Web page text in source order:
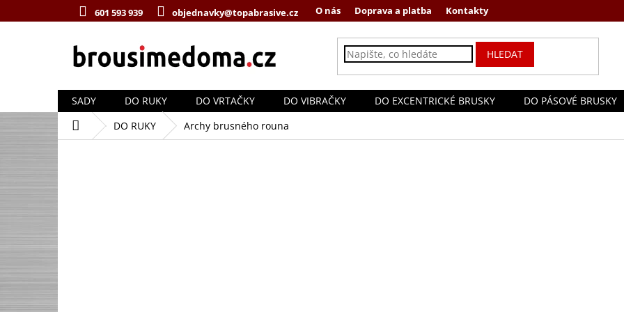
na
601 593 939 objednavky@topabrasive.cz O nás Doprava a platba Kontakty
HLEDAT
SADY DO RUKY DO VRTAČKY DO VIBRAČKY DO EXCENTRICKÉ BRUSKY DO PÁSOVÉ BRUSKY
Domů DO RUKY Archy brusného rouna